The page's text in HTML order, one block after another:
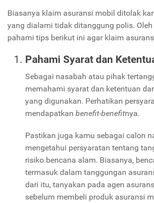
Biasanya klaim asuransi mobil ditolak
yang dialami tidak ditanggung polis. Oleh
pahami tips berikut ini agar klaim
Pahami Syarat dan
Sebagai nasabah atau pihak
memahami syarat dan ketentuan
yang digunakan. Perhatikan
mendapatkan benefit-benefitnya.
Pastikan juga kamu sebagai calon
mengetahui persyaratan tentang
risiko bencana alam. Biasanya,
termasuk dalam tanggungan
dari itu, tanyakan pada agen
sebelum membeli produk asuransi